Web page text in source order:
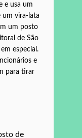
e usa um
um vira-lata
um posto
de São
especial.
e
para tirar
de